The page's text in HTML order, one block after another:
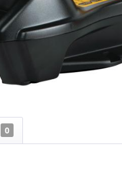
0